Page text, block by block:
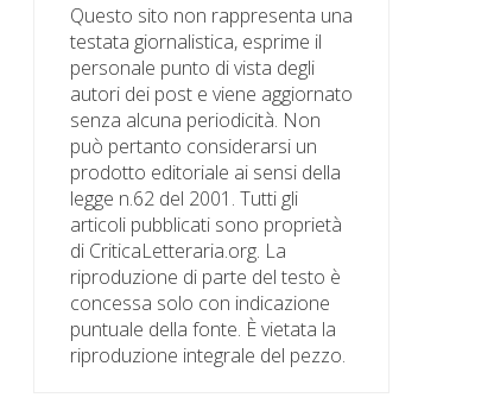
Questo sito non rappresenta una
testata giornalistica, esprime il
personale punto di vista degli
autori dei post e viene aggiornato
senza alcuna periodicità. Non
può pertanto considerarsi un
prodotto editoriale ai sensi della
legge n.62 del 2001. Tutti gli
articoli pubblicati sono proprietà
di CriticaLetteraria.org. La
riproduzione di parte del testo è
concessa solo con indicazione
puntuale della fonte. È vietata la
riproduzione integrale del pezzo.